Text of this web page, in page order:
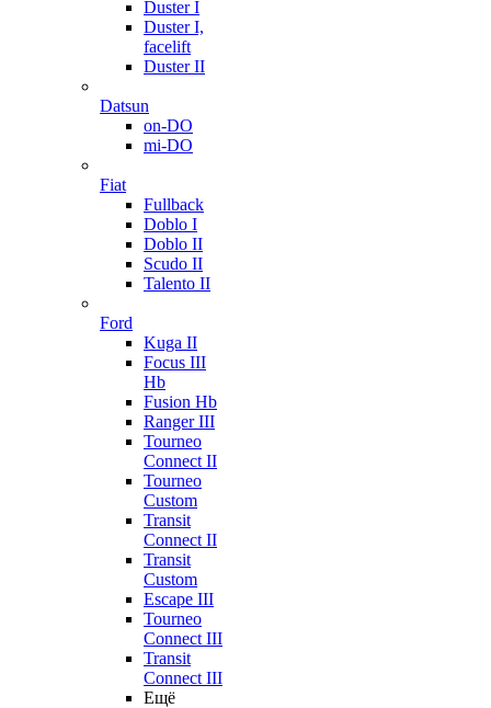
Duster I
Duster I,
facelift
Duster II
Datsun
on-DO
mi-DO
Fiat
Fullback
Doblo I
Doblo II
Scudo II
Talento II
Ford
Kuga II
Focus III
Hb
Fusion Hb
Ranger III
Tourneo
Connect II
Tourneo
Custom
Transit
Connect II
Transit
Custom
Escape III
Tourneo
Connect III
Transit
Connect III
Ещё